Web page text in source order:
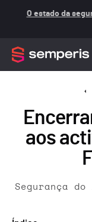
O estado da
aos
Segurança